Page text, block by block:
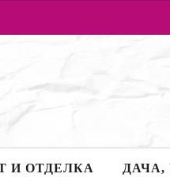
И ОТДЕЛКА